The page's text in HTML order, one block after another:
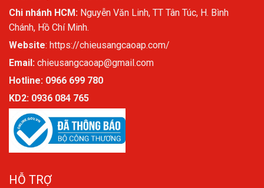
Chi nhánh HCM: Nguyễn Văn Linh, TT Tân Túc, H. Bình
Chánh, Hồ Chí Minh.
Website: https://chieusangcaoap.com/
Email: chieusangcaoap@gmail.com
Hotline: 0966 699 780
KD2: 0936 084 765
HỖ TRỢ